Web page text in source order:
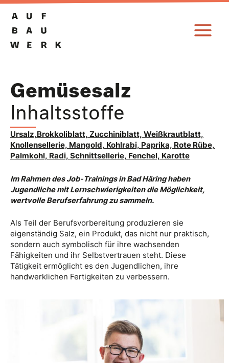
Zum
Inhalt
springen
Gemüsesalz
Inhaltsstoffe
Ursalz,Brokkoliblatt, Zucchiniblatt, Weißkrautblatt,
Knollensellerie, Mangold, Kohlrabi, Paprika, Rote Rübe,
Palmkohl, Radi, Schnittsellerie, Fenchel, Karotte
Im Rahmen des Job-Trainings in Bad Häring haben
Jugendliche mit Lernschwierigkeiten die Möglichkeit,
wertvolle Berufserfahrung zu sammeln.
Als Teil der Berufsvorbereitung produzieren sie
eigenständig Salz, ein Produkt, das nicht nur praktisch,
sondern auch symbolisch für ihre wachsenden
Fähigkeiten und ihr Selbstvertrauen steht. Diese
Tätigkeit ermöglicht es den Jugendlichen, ihre
handwerklichen Fertigkeiten zu verbessern.